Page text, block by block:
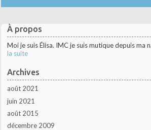
À propos
Moi je suis Élisa. IMC je suis mutique depuis ma
la suite
Archives
août 2021
juin 2021
août 2015
décembre 2009